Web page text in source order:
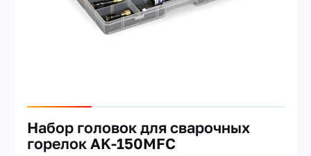
Набор головок для сварочных
горелок AK-150MFC